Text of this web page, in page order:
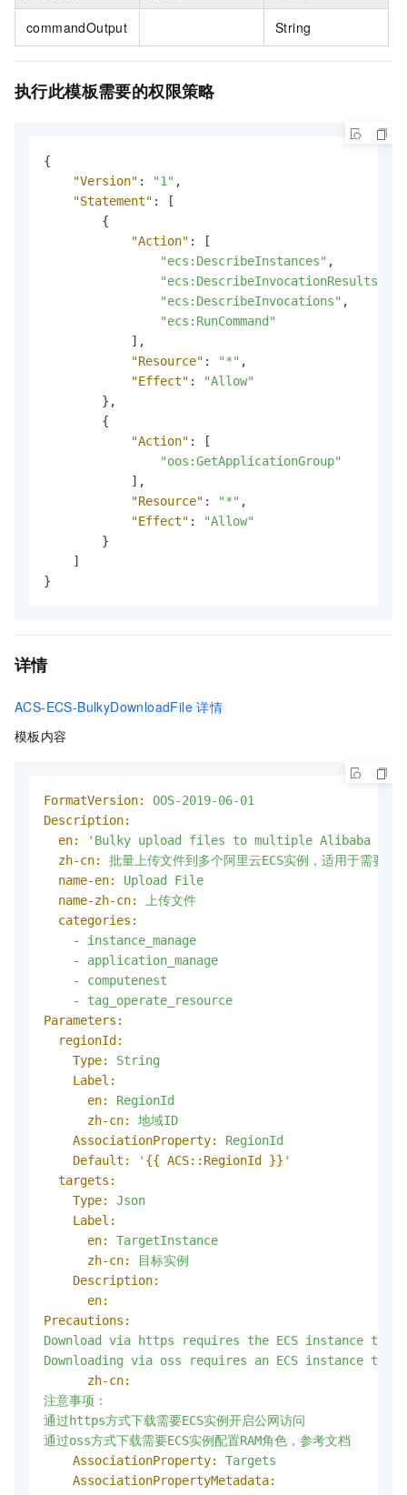
commandOutput String
执行此模板需要的权限策略
{
"Version" : "1" ,
"Statement" :
[
{
"Action" :
[
"ecs:DescribeInstances" ,
"ecs:DescribeInvocationResults"
"ecs:DescribeInvocations" ,
"ecs:RunCommand"
] ,
"Resource" : "*" ,
"Effect" :
"Allow"
} ,
{
"Action" :
[
"oos:GetApplicationGroup"
] ,
"Resource" : "*" ,
"Effect" :
"Allow"
}
]
}
详情
ACS-ECS-BulkyDownloadFile 详情
模板内容
FormatVersion:
OOS-2019-06-01
Description:
en:
'Bulky upload files to multiple Alibaba
zh-cn:
批量上传文件到多个阿里云ECS实例，适用于需要
name-en:
Upload
File
name-zh-cn:
上传文件
categories:
-
instance_manage
-
application_manage
-
computenest
-
tag_operate_resource
Parameters:
regionId:
Type:
String
Label:
en:
RegionId
zh-cn:
地域ID
AssociationProperty:
RegionId
Default:
' {{ ACS::RegionId }} '
targets:
Type:
Json
Label:
en:
TargetInstance
zh-cn:
目标实例
Description:
en:
Precautions:
Download
via https requires the ECS instance to
Downloading via oss requires an ECS instance to
zh-cn:
注意事项：
通过https方式下载需要ECS实例开启公网访问
通过oss方式下载需要ECS实例配置RAM角色，参考文档
AssociationProperty:
Targets
AssociationPropertyMetadata: